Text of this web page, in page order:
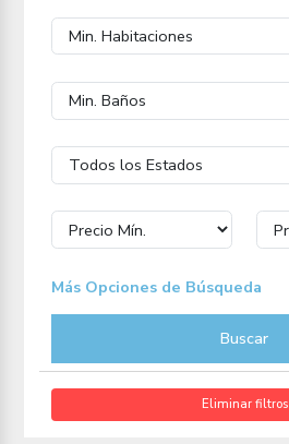
Más Opciones de Búsqueda
Buscar
Eliminar filtros